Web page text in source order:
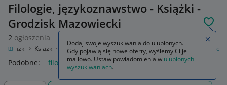
Filologie, językoznawstwo - Książki -
Grodzisk Mazowiecki
2 ogłoszenia
Książki Książki naukowe i popularnonaukowe Filologie, językoznawstwo
Podobne: filologie językoznawstwo
Dodaj swoje wyszukiwania do ulubionych.
Gdy pojawią się nowe oferty, wyślemy Ci je
mailowo. Ustaw powiadomienia w ulubionych
wyszukiwaniach.